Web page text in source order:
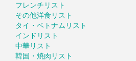
フレンチリスト
その他洋食リスト
タイ・ベトナムリスト
インドリスト
中華リスト
韓国・焼肉リスト